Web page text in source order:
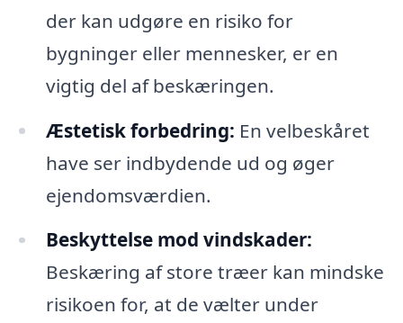
der kan udgøre en risiko for
bygninger eller mennesker, er en
vigtig del af beskæringen.
Æstetisk forbedring: En velbeskåret
have ser indbydende ud og øger
ejendomsværdien.
Beskyttelse mod vindskader:
Beskæring af store træer kan mindske
risikoen for, at de vælter under